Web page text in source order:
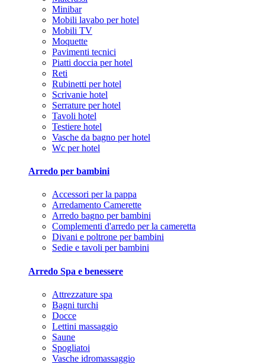
Minibar
Mobili lavabo per hotel
Mobili TV
Moquette
Pavimenti tecnici
Piatti doccia per hotel
Reti
Rubinetti per hotel
Scrivanie hotel
Serrature per hotel
Tavoli hotel
Testiere hotel
Vasche da bagno per hotel
Wc per hotel
Arredo per bambini
Accessori per la pappa
Arredamento Camerette
Arredo bagno per bambini
Complementi d'arredo per la cameretta
Divani e poltrone per bambini
Sedie e tavoli per bambini
Arredo Spa e benessere
Attrezzature spa
Bagni turchi
Docce
Lettini massaggio
Saune
Spogliatoi
Vasche idromassaggio